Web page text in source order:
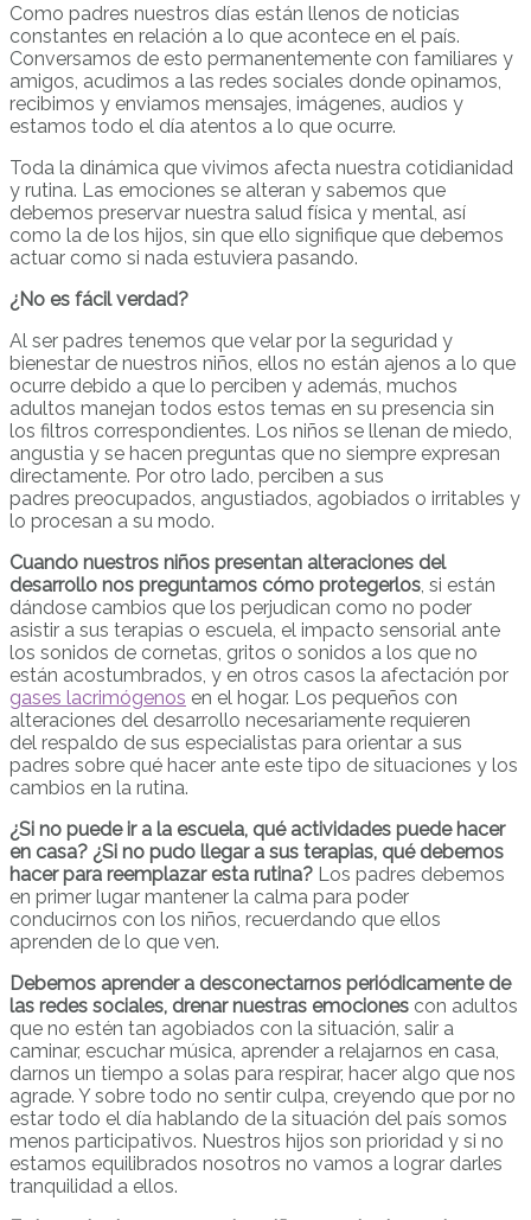
Como padres nuestros días están llenos de noticias
constantes en relación a lo que acontece en el país.
Conversamos de esto permanentemente con familiares y
amigos, acudimos a las redes sociales donde opinamos,
recibimos y enviamos mensajes, imágenes, audios y
estamos todo el día atentos a lo que ocurre.
Toda la dinámica que vivimos afecta nuestra cotidianidad
y rutina. Las emociones se alteran y sabemos que
debemos preservar nuestra salud física y mental, así
como la de los hijos, sin que ello signifique que debemos
actuar como si nada estuviera pasando.
¿No es fácil verdad?
Al ser padres tenemos que velar por la seguridad y
bienestar de nuestros niños, ellos no están ajenos a lo que
ocurre debido a que lo perciben y además, muchos
adultos manejan todos estos temas en su presencia sin
los filtros correspondientes. Los niños se llenan de miedo,
angustia y se hacen preguntas que no siempre expresan
directamente. Por otro lado, perciben a sus
padres preocupados, angustiados, agobiados o irritables y
lo procesan a su modo.
Cuando nuestros niños presentan alteraciones del
desarrollo nos preguntamos cómo protegerlos, si están
dándose cambios que los perjudican como no poder
asistir a sus terapias o escuela, el impacto sensorial ante
los sonidos de cornetas, gritos o sonidos a los que no
están acostumbrados, y en otros casos la afectación por
gases lacrimógenos en el hogar. Los pequeños con
alteraciones del desarrollo necesariamente requieren
del respaldo de sus especialistas para orientar a sus
padres sobre qué hacer ante este tipo de situaciones y los
cambios en la rutina.
¿Si no puede ir a la escuela, qué actividades puede hacer
en casa? ¿Si no pudo llegar a sus terapias, qué debemos
hacer para reemplazar esta rutina? Los padres debemos
en primer lugar mantener la calma para poder
conducirnos con los niños, recuerdando que ellos
aprenden de lo que ven.
Debemos aprender a desconectarnos periódicamente de
las redes sociales, drenar nuestras emociones con adultos
que no estén tan agobiados con la situación, salir a
caminar, escuchar música, aprender a relajarnos en casa,
darnos un tiempo a solas para respirar, hacer algo que nos
agrade. Y sobre todo no sentir culpa, creyendo que por no
estar todo el día hablando de la situación del país somos
menos participativos. Nuestros hijos son prioridad y si no
estamos equilibrados nosotros no vamos a lograr darles
tranquilidad a ellos.